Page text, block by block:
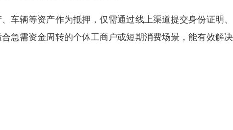
车辆等资产作为抵押，仅需通过线上渠道提交身份证明
急需资金周转的个体工商户或短期消费场景，能有效解